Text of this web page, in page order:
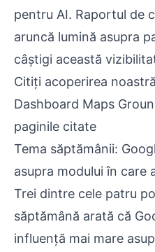
pentru AI. Raportul de
aruncă lumină asupra
câștigi această
Citiți acoperirea
Dashboard Maps
paginile citate
Tema săptămânii:
asupra modului în care
Trei dintre cele patru
săptămână arată că
influență mai mare